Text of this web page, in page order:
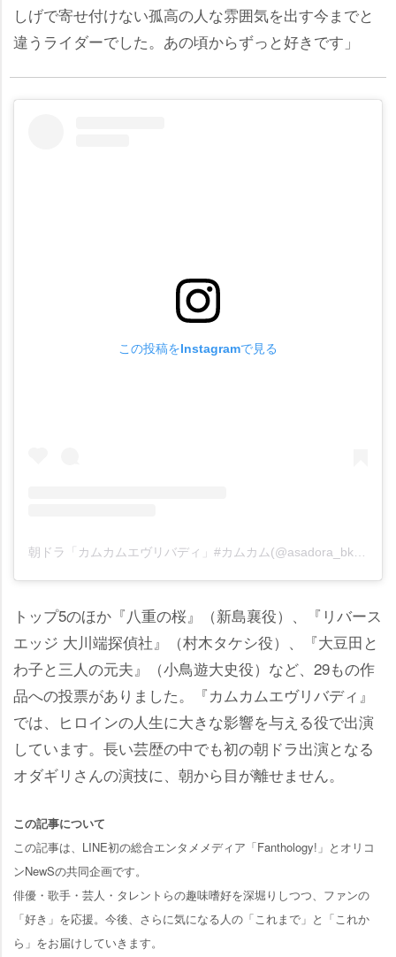
しげで寄せ付けない孤高の人な雰囲気を出す今までと
違うライダーでした。あの頃からずっと好きです」
この投稿をInstagramで見る
朝ドラ「カムカムエヴリバディ」#カムカム(@asadora_bk_nhk)がシェアした投稿
トップ5のほか『八重の桜』（新島襄役）、『リバース
エッジ 大川端探偵社』（村木タケシ役）、『大豆田と
わ子と三人の元夫』（小鳥遊大史役）など、29もの作
品への投票がありました。『カムカムエヴリバディ』
では、ヒロインの人生に大きな影響を与える役で出演
しています。長い芸歴の中でも初の朝ドラ出演となる
オダギリさんの演技に、朝から目が離せません。
この記事について
この記事は、LINE初の総合エンタメメディア「Fanthology!」とオリコ
ンNewSの共同企画です。
俳優・歌手・芸人・タレントらの趣味嗜好を深堀りしつつ、ファンの
「好き」を応援。今後、さらに気になる人の「これまで」と「これか
ら」をお届けしていきます。